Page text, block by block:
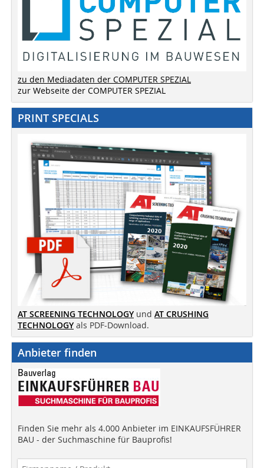
zu den Mediadaten der COMPUTER SPEZIAL
zur Webseite der COMPUTER SPEZIAL
PRINT SPECIALS
AT SCREENING TECHNOLOGY und AT CRUSHING
TECHNOLOGY als PDF-Download.
Anbieter finden
Finden Sie mehr als 4.000 Anbieter im EINKAUFSFÜHRER
BAU - der Suchmaschine für Bauprofis!